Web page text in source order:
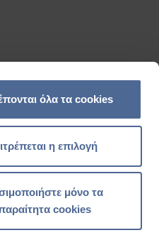
όλα τα cookies
η επιλογή
μόνο τα
cookies